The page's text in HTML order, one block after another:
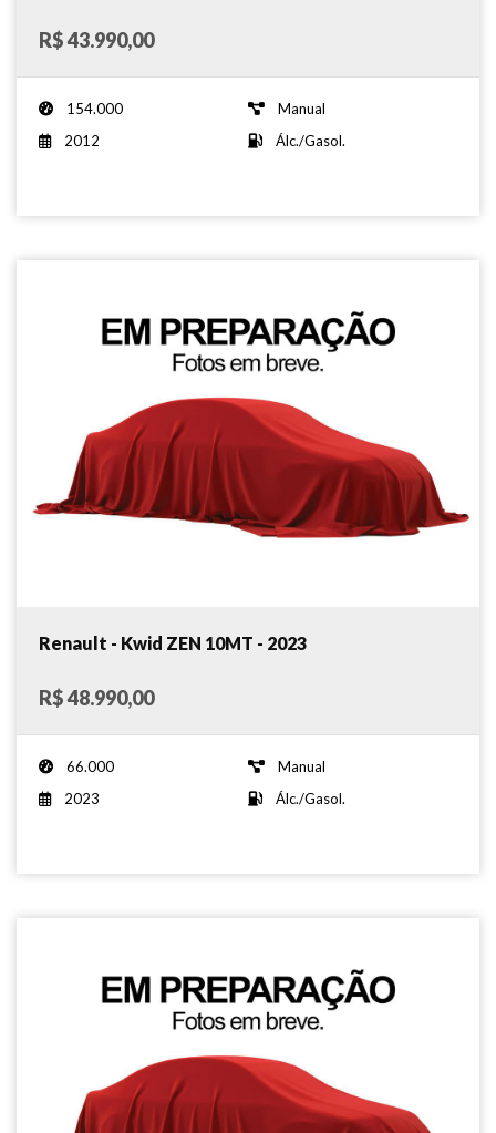
R$ 43.990,00
154.000
Manual
2012
Álc./Gasol.
Renault - Kwid ZEN 10MT - 2023
R$ 48.990,00
66.000
Manual
2023
Álc./Gasol.